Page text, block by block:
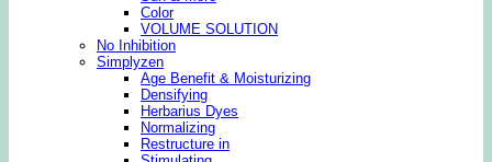
Color
VOLUME SOLUTION
No Inhibition
Simplyzen
Age Benefit & Moisturizing
Densifying
Herbarius Dyes
Normalizing
Restructure in